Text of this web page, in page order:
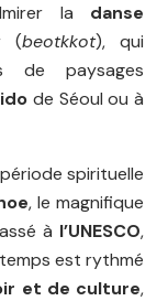
la danse
(beotkkot), qui
paysages
de Séoul ou à
spirituelle
, le magnifique
à l’UNESCO,
est rythmé
et de culture,